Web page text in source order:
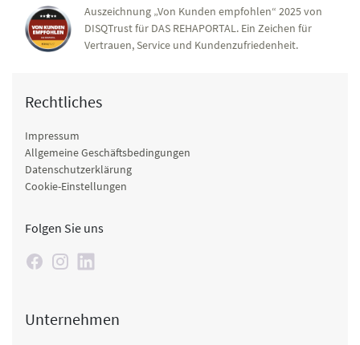
Auszeichnung „Von Kunden empfohlen“ 2025 von
DISQTrust für DAS REHAPORTAL. Ein Zeichen für
Vertrauen, Service und Kundenzufriedenheit.
Rechtliches
Impressum
Allgemeine Geschäftsbedingungen
Datenschutzerklärung
Cookie-Einstellungen
Folgen Sie uns
Unternehmen